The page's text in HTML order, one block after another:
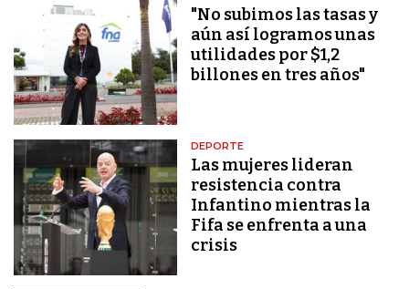
"No subimos las tasas y
aún así logramos unas
utilidades por $1,2
billones en tres años"
DEPORTE
Las mujeres lideran
resistencia contra
Infantino mientras la
Fifa se enfrenta a una
crisis